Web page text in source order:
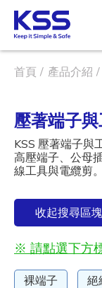
首頁 產品介紹
壓著端子
KSS 壓著端子與
高壓端子、公母
線工具與電纜剪。
收起搜尋區塊
※ 請點選下方
裸端子 絕